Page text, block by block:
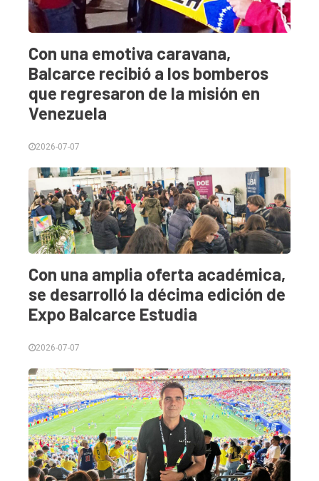
Con una emotiva caravana,
Balcarce recibió a los bomberos
que regresaron de la misión en
Venezuela
2026-07-07
Con una amplia oferta académica,
se desarrolló la décima edición de
Expo Balcarce Estudia
2026-07-07